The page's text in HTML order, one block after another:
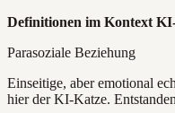
Definitionen im Kontext
Parasoziale Beziehung
Einseitige, aber emotional
hier der KI-Katze.